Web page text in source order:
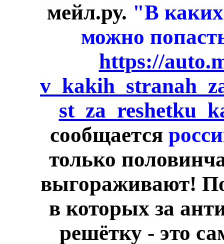
мейл.ру. "В каких
можно
https://
сообщается
только
выгораживают!
в которых за
решётку - это